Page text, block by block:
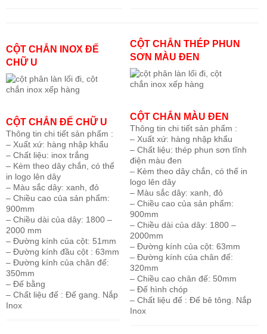
CỘT CHẮN INOX ĐẾ
CHỮ U
CỘT CHẮN ĐẾ CHỮ U
Thông tin chi tiết sản phẩm :
– Xuất xứ: hàng nhập khẩu
– Chất liệu: inox trắng
– Kèm theo dây chắn, có thể
in logo lên dây
– Màu sắc dây: xanh, đỏ
– Chiều cao của sản phẩm:
900mm
– Chiều dài của dây: 1800 –
2000 mm
– Đường kính của cột: 51mm
– Đường kính đầu cột : 63mm
– Đường kính của chân đế:
350mm
– Đế bằng
– Chất liệu đế : Đế gang. Nắp
Inox
CỘT CHẮN THÉP PHUN
SƠN MÀU ĐEN
CỘT CHẮN MÀU ĐEN
Thông tin chi tiết sản phẩm :
– Xuất xứ: hàng nhập khẩu
– Chất liệu: thép phun sơn tĩnh
điện màu đen
– Kèm theo dây chắn, có thể in
logo lên dây
– Màu sắc dây: xanh, đỏ
– Chiều cao của sản phẩm:
900mm
– Chiều dài của dây: 1800 –
2000mm
– Đường kính của cột: 63mm
– Đường kính của chân đế:
320mm
– Chiều cao chân đế: 50mm
– Đế hình chóp
– Chất liệu đế : Đế bê tông. Nắp
Inox